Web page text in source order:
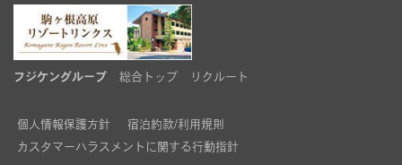
フジケングループ 総合トップ リクルート
個人情報保護方針
宿泊約款/利用規則
カスタマーハラスメントに関する行動指針